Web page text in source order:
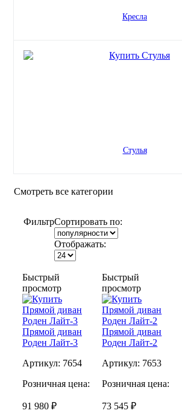
Кресла
Стулья
Смотреть все категории
ФильтрСортировать по:
Отображать:
Быстрый
просмотр
Прямой диван
Роден Лайт-3
Артикул: 7654
Розничная цена:
91 980 ₽
Быстрый
просмотр
Прямой диван
Роден Лайт-2
Артикул: 7653
Розничная цена:
73 545 ₽